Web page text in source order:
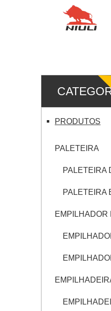
PRODUTO
PRODUTOS
PALETEIRA
PALETEIRA
PALETEIRA
EMPILHADOR